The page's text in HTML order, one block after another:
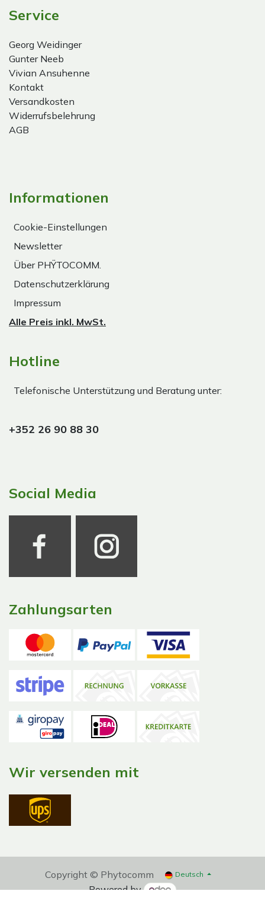
Service
Georg Weidinger
Gunter Neeb
Vivian Ansuhenne
Kontakt
Versandkosten
Widerrufsbelehrung
AGB
Informationen
Cookie-Einstellungen
Newsletter
Über PHŸTOCOMM.
Datenschutzerklärung
Impressum
Alle Preis inkl. MwSt.
Hotline
Telefonische Unterstützung und Beratung unter:
+352 26 90 88 30
Social Media
Zahlungsarten
Wir versenden mit
Copyright © Phytocomm Deutsch
Powered by